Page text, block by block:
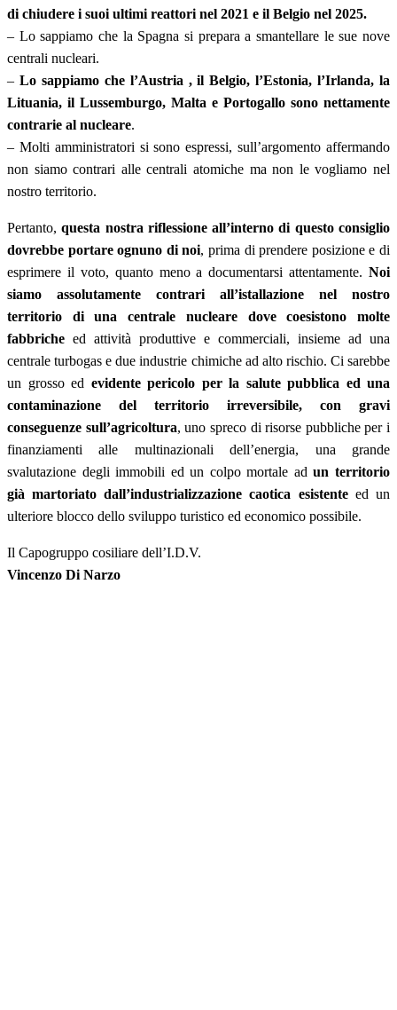
di chiudere i suoi ultimi reattori nel 2021 e il Belgio nel 2025.
– Lo sappiamo che la Spagna si prepara a smantellare le sue nove
centrali nucleari.
– Lo sappiamo che l’Austria , il Belgio, l’Estonia, l’Irlanda, la
Lituania, il Lussemburgo, Malta e Portogallo sono nettamente
contrarie al nucleare.
– Molti amministratori si sono espressi, sull’argomento affermando
non siamo contrari alle centrali atomiche ma non le vogliamo nel
nostro territorio.
Pertanto, questa nostra riflessione all’interno di questo consiglio
dovrebbe portare ognuno di noi, prima di prendere posizione e di
esprimere il voto, quanto meno a documentarsi attentamente. Noi
siamo assolutamente contrari all’istallazione nel nostro
territorio di una centrale nucleare dove coesistono molte
fabbriche ed attività produttive e commerciali, insieme ad una
centrale turbogas e due industrie chimiche ad alto rischio. Ci sarebbe
un grosso ed evidente pericolo per la salute pubblica ed una
contaminazione del territorio irreversibile, con gravi
conseguenze sull’agricoltura, uno spreco di risorse pubbliche per i
finanziamenti alle multinazionali dell’energia, una grande
svalutazione degli immobili ed un colpo mortale adun territorio
già martoriato dall’industrializzazione caotica esistenteed un
ulteriore blocco dello sviluppo turistico ed economico possibile.
Il Capogruppo cosiliare dell’I.D.V.
Vincenzo Di Narzo